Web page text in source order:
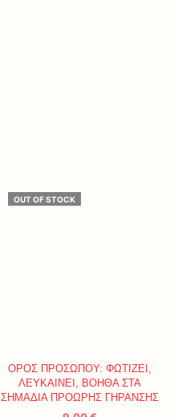
OUT OF STOCK
ΟΡΟΣ ΠΡΟΣΩΠΟΥ: ΦΩΤΙΖΕΙ,
ΛΕΥΚΑΙΝΕΙ, ΒΟΗΘΑ ΣΤΑ
ΣΗΜΑΔΙΑ ΠΡΟΩΡΗΣ ΓΗΡΑΝΣΗΣ